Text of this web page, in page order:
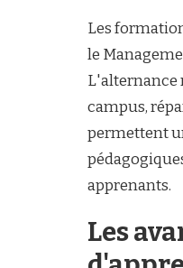
Les
le
L'alternance
campus,
permettent
apprenants.
Les